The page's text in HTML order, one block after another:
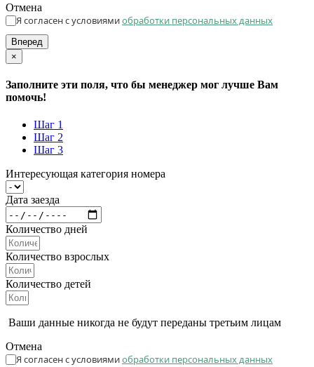
Отмена
Я согласен с условиямиобработки персональных данных
Вперед
×
Заполните эти поля, что бы менеджер мог лучше Вам
помочь!
Шаг 1
Шаг 2
Шаг 3
Интересующая категория номера
Дата заезда
Количество дней
Количество взрослых
Количество детей
Ваши данные никогда не будут переданы третьим лицам
Отмена
Я согласен с условиямиобработки персональных данных